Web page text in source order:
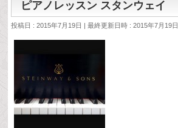
ピアノレッスン スタンウェイ
投稿日 : 2015年7月19日 最終更新日時 : 2015年7月19日